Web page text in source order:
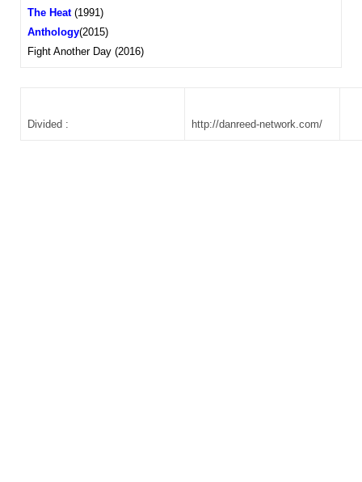
The Heat(1991)
Anthology(2015)
Fight Another Day (2016)
Divided : http://danreed-network.com/